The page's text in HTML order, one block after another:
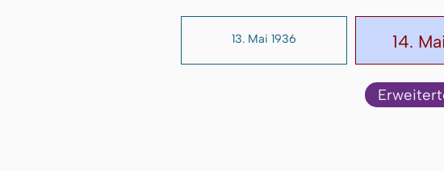
13. Mai 1936 14.